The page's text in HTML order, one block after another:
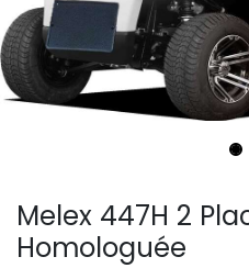
Melex 447H 2
Homologuée